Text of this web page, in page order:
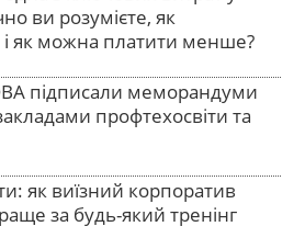
ви розумієте, як
і як можна платити менше?
підписали меморандуми
профтехосвіти та
як виїзний корпоратив
за будь-який тренінг